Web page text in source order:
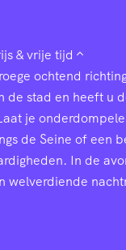
& vrije tijd
ochtend
de stad en heeft u
je
de Seine of een
In de
welverdiende